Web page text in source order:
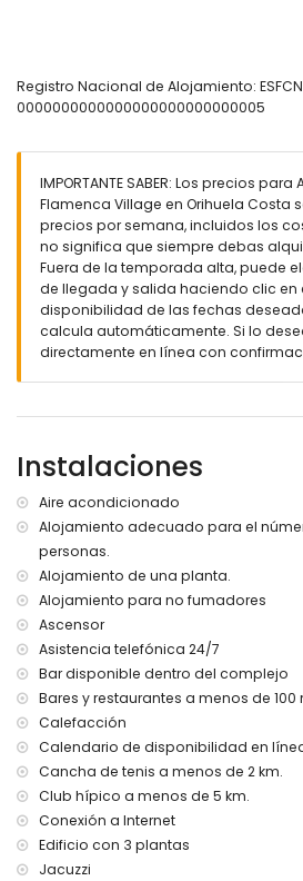
Exterior del apartamento
piscina para niños
jardín con césped, grava, árboles
con tumbonas
jardín comunitario con césped
terraza
ducha exterior
área exterior de estar y área
plaza de aparcamiento cubierta
terraza en la azotea
Más información
metros del apartamento)
apartamento
playa más cercana a menos de
apartamento
puerto más cercano a 2
aeropuerto más cercano:
de 60 kilómetros del apartamento)
segundo aeropuerto más
Corvera (dentro de 60 kilómetros
transporte público cercano:
metros
no se permite fumar
no se permiten mascotas
El edificio donde se encuentra el
ascensor.
El alojamiento es muy adecuado
Instalaciones y servicios privados
alquiler
internet (WiFi)
aspiradora y plancha con tabla
Registro Nacional de Alojamiento:
0000000000000000000000000005
IMPORTANTE SABER: Los precios
Flamenca Village en Orihuela Costa
precios por semana, incluidos los
no significa que siempre debas
Fuera de la temporada alta, puede
de llegada y salida haciendo clic en
disponibilidad de las fechas
calcula automáticamente. Si lo
directamente en línea con
Instalaciones
Aire acondicionado
Alojamiento adecuado para el
personas.
Alojamiento de una planta.
Alojamiento para no fumadores
Ascensor
Asistencia telefónica 24/7
Bar disponible dentro del complejo
Bares y restaurantes a menos de 100
Calefacción
Calendario de disponibilidad en
Cancha de tenis a menos de 2 km.
Club hípico a menos de 5 km.
Conexión a Internet
Edificio con 3 plantas
Jacuzzi